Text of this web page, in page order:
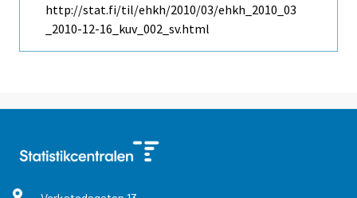
http://stat.fi/til/ehkh/2010/03/ehkh_2010_03
_2010-12-16_kuv_002_sv.html